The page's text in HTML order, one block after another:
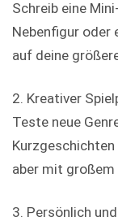
Schreib eine
Nebenfigur oder
auf deine
2. Kreativer
Teste neue
Kurzgeschichten
aber mit großem
3. Persönlich